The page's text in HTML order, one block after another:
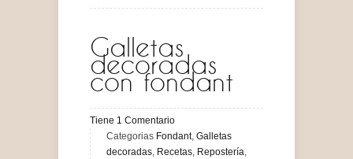
Galletas
decoradas
con fondant
Tiene 1 Comentario
Categorias Fondant, Galletas
decoradas Recetas Repostería